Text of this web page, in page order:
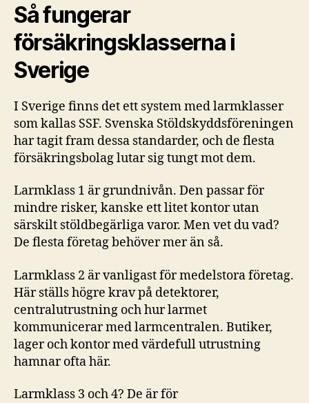
Så fungerar
försäkringsklasserna i
Sverige
I Sverige finns det ett system med larmklasser
som kallas SSF. Svenska Stöldskyddsföreningen
har tagit fram dessa standarder, och de flesta
försäkringsbolag lutar sig tungt mot dem.
Larmklass 1 är grundnivån. Den passar för
mindre risker, kanske ett litet kontor utan
särskilt stöldbegärliga varor. Men vet du vad?
De flesta företag behöver mer än så.
Larmklass 2 är vanligast för medelstora företag.
Här ställs högre krav på detektorer,
centralutrustning och hur larmet
kommunicerar med larmcentralen. Butiker,
lager och kontor med värdefull utrustning
hamnar ofta här.
Larmklass 3 och 4? De är för